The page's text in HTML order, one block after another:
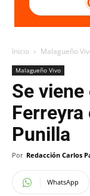
Inicio Malagueño
Malagueño Vivo
Se
Ferreyra
Punilla
Por Redacción Carlos
WhatsApp